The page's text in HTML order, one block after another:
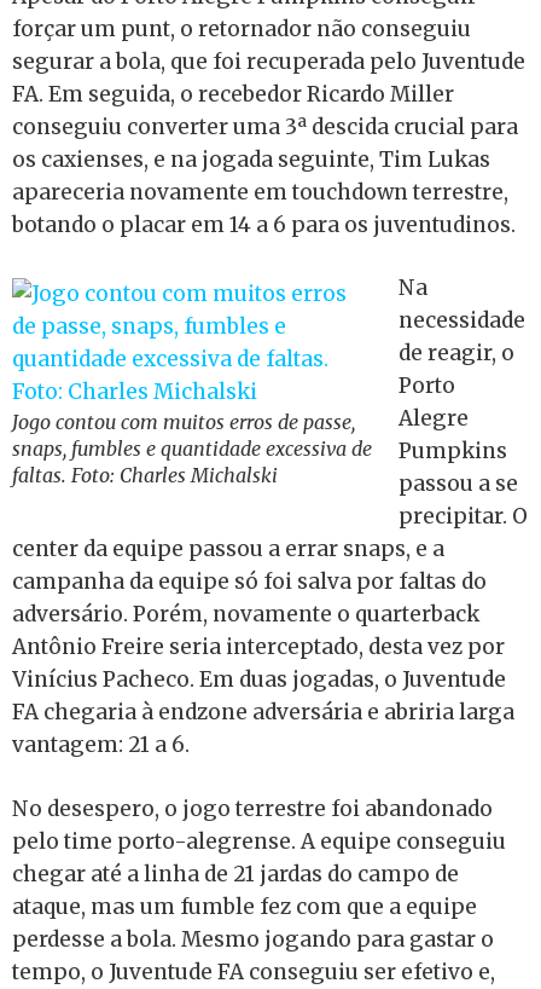
forçar um punt, o retornador não conseguiu
segurar a bola, que foi recuperada pelo Juventude
FA. Em seguida, o recebedor Ricardo Miller
conseguiu converter uma 3ª descida crucial para
os caxienses, e na jogada seguinte, Tim Lukas
apareceria novamente em touchdown terrestre,
botando o placar em 14 a 6 para os juventudinos.
Jogo contou com muitos erros de passe,
snaps, fumbles e quantidade excessiva de
faltas. Foto: Charles Michalski
Na
necessidade
de reagir, o
Porto
Alegre
Pumpkins
passou a se
precipitar. O
center da equipe passou a errar snaps, e a
campanha da equipe só foi salva por faltas do
adversário. Porém, novamente o quarterback
Antônio Freire seria interceptado, desta vez por
Vinícius Pacheco. Em duas jogadas, o Juventude
FA chegaria à endzone adversária e abriria larga
vantagem: 21 a 6.
No desespero, o jogo terrestre foi abandonado
pelo time porto-alegrense. A equipe conseguiu
chegar até a linha de 21 jardas do campo de
ataque, mas um fumble fez com que a equipe
perdesse a bola. Mesmo jogando para gastar o
tempo, o Juventude FA conseguiu ser efetivo e,